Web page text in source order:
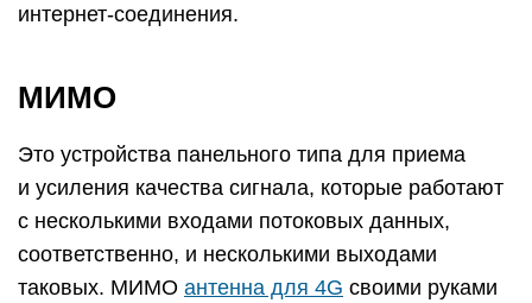
интернет-соединения.
МИМО
Это устройства панельного типа для приема
и усиления качества сигнала, которые работают
с несколькими входами потоковых данных,
соответственно, и несколькими выходами
таковых. МИМО антенна для 4G своими руками